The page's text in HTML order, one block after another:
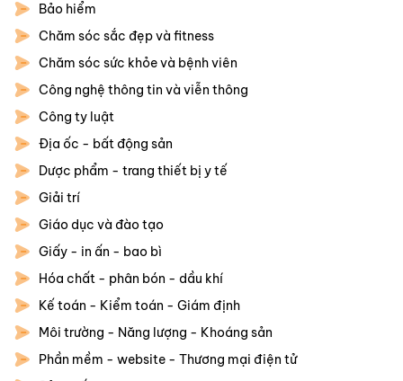
Bảo hiểm
Chăm sóc sắc đẹp và fitness
Chăm sóc sức khỏe và bệnh viên
Công nghệ thông tin và viễn thông
Công ty luật
Địa ốc - bất động sản
Dược phẩm - trang thiết bị y tế
Giải trí
Giáo dục và đào tạo
Giấy - in ấn - bao bì
Hóa chất - phân bón - dầu khí
Kế toán - Kiểm toán - Giám định
Môi trường - Năng lượng - Khoáng sản
Phần mềm - website - Thương mại điện tử